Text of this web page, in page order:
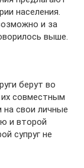
населения.
и за
выше.
берут во
совместным
на свои личные
и второй
супруг не